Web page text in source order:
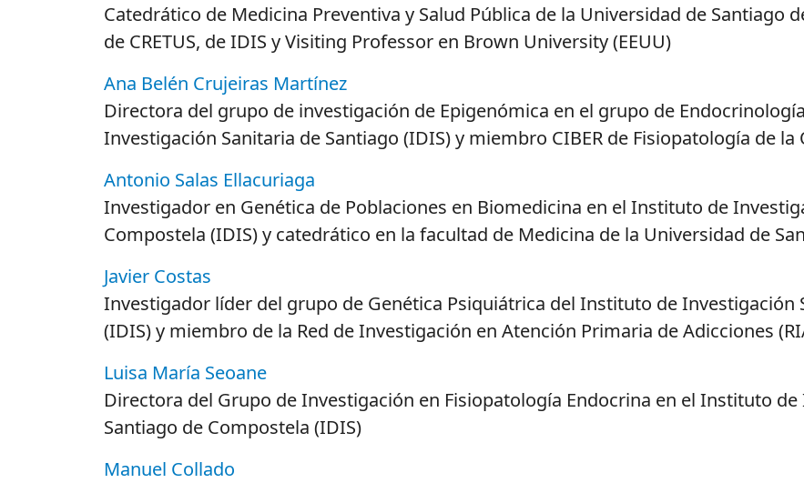
Catedrático de Medicina Preventiva y Salud Pública de la Universidad de Santiago
de CRETUS, de IDIS y Visiting Professor en Brown University (EEUU)
Ana Belén Crujeiras Martínez
Directora del grupo de investigación de Epigenómica en el grupo de
Investigación Sanitaria de Santiago (IDIS) y miembro CIBER de Fisiopatología de
Antonio Salas Ellacuriaga
Investigador en Genética de Poblaciones en Biomedicina en el Instituto de
Compostela (IDIS) y catedrático en la facultad de Medicina de la Universidad de
Javier Costas
Investigador líder del grupo de Genética Psiquiátrica del Instituto de Investigación
(IDIS) y miembro de la Red de Investigación en Atención Primaria de Adicciones
Luisa María Seoane
Directora del Grupo de Investigación en Fisiopatología Endocrina en el Instituto
Santiago de Compostela (IDIS)
Manuel Collado